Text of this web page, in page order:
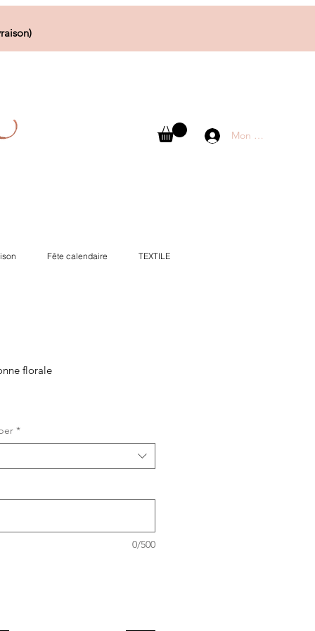
Fête calendaire TEXTILE
Mon compte
florale
*
0/500